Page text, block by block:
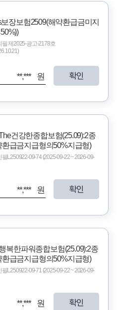
장보험2509(해약환급금미지
제2025-광고-2178호
**,*** 원 확인
건강한종합보험(25.09):2종
환급금지급형의50%지급형)
L250922-09-74 (2025-09-22 ~ 2026-09-
**,*** 원 확인
복한파워종합보험(25.09):2종
환급금지급형의50%지급형)
L250922-09-71 (2025-09-22 ~ 2026-09-
**,*** 원 확인